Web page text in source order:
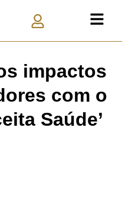
impactos
com o
Saúde’